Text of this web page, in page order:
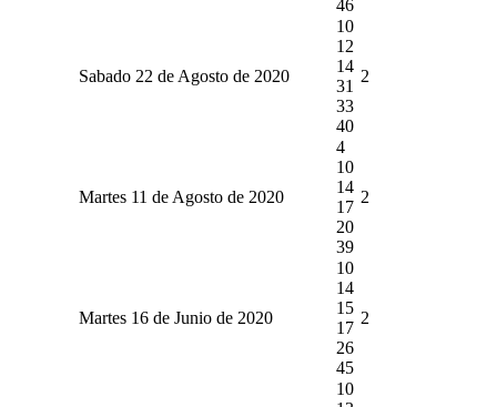
46
Sabado 22 de Agosto de 2020
10
12
14
31
33
40
2
Martes 11 de Agosto de 2020
4
10
14
17
20
39
2
Martes 16 de Junio de 2020
10
14
15
17
26
45
2
10